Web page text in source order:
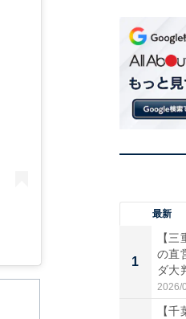
最新
1
【
の直
ダ大
伊...
2026/
【